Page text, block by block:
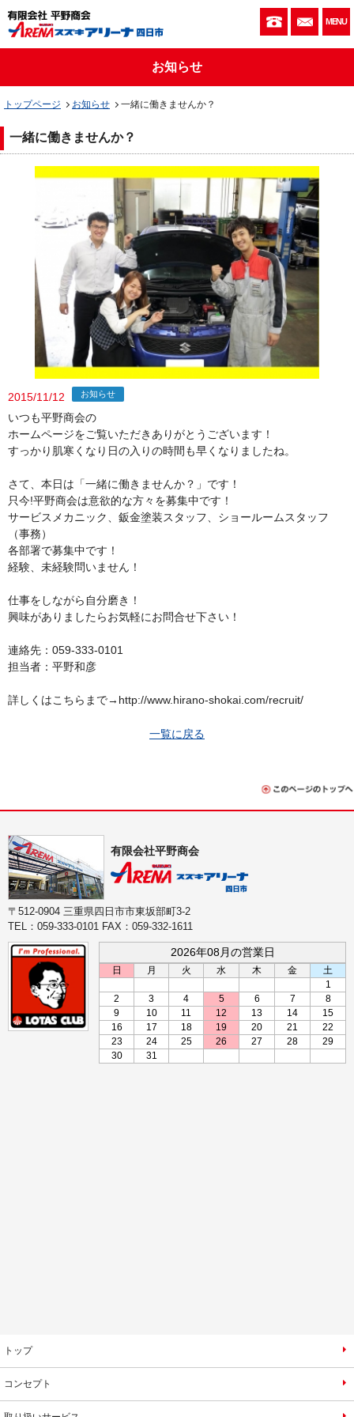
059-333-お問
MENU
お知らせ
トップページ お知らせ 一緒に働きませんか？
一緒に働きませんか？
2015/11/12 お知らせ
いつも平野商会の
ホームページをご覧いただきありがとうございます！
すっかり肌寒くなり日の入りの時間も早くなりましたね。
さて、本日は「一緒に働きませんか？」です！
只今!平野商会は意欲的な方々を募集中です！
サービスメカニック、鈑金塗装スタッフ、ショールームスタッフ
（事務）
各部署で募集中です！
経験、未経験問いません！
仕事をしながら自分磨き！
興味がありましたらお気軽にお問合せ下さい！
連絡先：059-333-0101
担当者：平野和彦
詳しくはこちらまで→http://www.hirano-shokai.com/recruit/
一覧に戻る
有限会社平野商会
〒512-0904 三重県四日市市東坂部町3-2
TEL：059-333-0101 FAX：059-332-1611
2026年08月の営業日
日 月 火 水 木 金
土
1
2
3 4 5 6 7
8
9
10 11 12 13 14
15
16
17 18 19 20 21
22
23
24 25 26 27 28
29
30
31
トップ
コンセプト